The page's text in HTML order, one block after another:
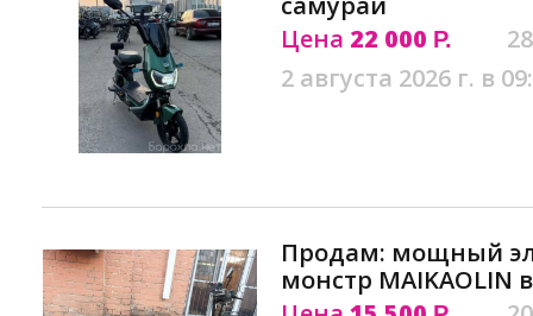
Цена 22 000 Р.
2 августа 2026 г. в
Продам: мощный
монстр MAIKAOLIN